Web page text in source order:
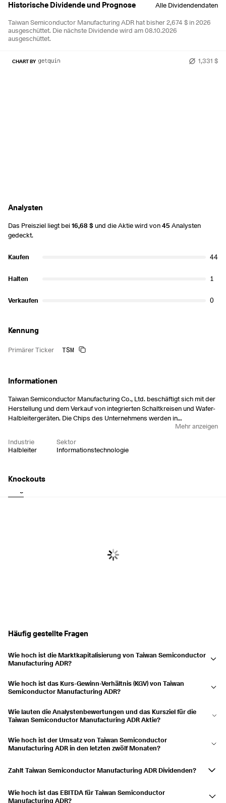
Historische Dividende und Prognose Alle Dividendendaten
Taiwan Semiconductor Manufacturing ADR hat bisher 2,674 $ in 2026
ausgeschüttet. Die nächste Dividende wird am 08.10.2026
ausgeschüttet.
1,331 $
CHART BY
Häufig gestellte Fragen
Wie hoch ist die Marktkapitalisierung von Taiwan Semiconductor
Manufacturing ADR?
ADR ist 2,14 Bio. $. Die Marktkapitalisierung ist ein Maß für den
gesamten Marktwert eines öffentlich gehandelten Unternehmens. Sie
wird durch Multiplikation des aktuellen Aktienkurses mit der
Gesamtzahl der ausstehenden Aktien berechnet.
Wie hoch ist das Kurs-Gewinn-Verhältnis (KGV) von Taiwan
Semiconductor Manufacturing ADR?
Manufacturing ADR ist 29,81. Anhand dieses Verhältnisses können
Anleger beurteilen, ob eine Aktie im Vergleich zu ihren Gewinnen über-
oder unterbewertet ist.
Wie lauten die Analystenbewertungen und das Kursziel für die
Taiwan Semiconductor Manufacturing ADR Aktie?
ADR's stock, with a consensus target price of 16,68 $. Analyst ratings
provide insights into the stock's expected performance.
Wie hoch ist der Umsatz von Taiwan Semiconductor
Manufacturing ADR in den letzten zwölf Monaten?
Manufacturing ADR einen Umsatz von 4,43 Mrd. $.
Zahlt Taiwan Semiconductor Manufacturing ADR Dividenden?
nächste Zahlung ist für 08.10.2026 geplant, mit einem erwarteten Betrag
Wie hoch ist das EBITDA für Taiwan Semiconductor
Manufacturing ADR?
Analysten
Das Preisziel liegt bei16,68 $und die Aktie wird von45Analysten
gedeckt.
Kaufen 44
Halten 1
Verkaufen 0
Informationen
Taiwan Semiconductor Manufacturing Co., Ltd. beschäftigt sich mit der
Herstellung und dem Verkauf von integrierten Schaltkreisen und Wafer-
Halbleitergeräten. Die Chips des Unternehmens werden in
Personalcomputern und Peripheriegeräten, Informationsanwendungen,
Automobil- und Industrieausrüstungen sowie Unterhaltungselektronik
wie digitalen Video-Compact-Disc-Playern, Digitalfernsehen,
am 21. Februar 1987 von Chung Mou Chang gegründet und hat seinen
Mehr anzeigen
Industrie
Halbleiter
Sektor
Informationstechnologie
Kennung
Primärer Ticker TSM
Knockouts